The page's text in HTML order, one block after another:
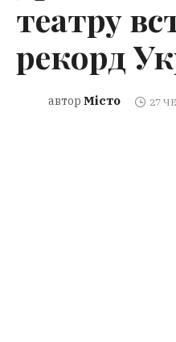
театру
рекорд
автор Місто 27